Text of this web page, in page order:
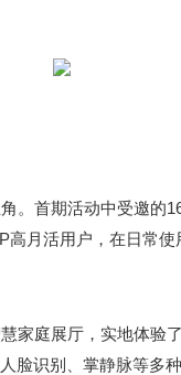
。首期活动中受邀的
月活用户，在日常
家庭展厅，实地体验
脸识别、掌静脉等多